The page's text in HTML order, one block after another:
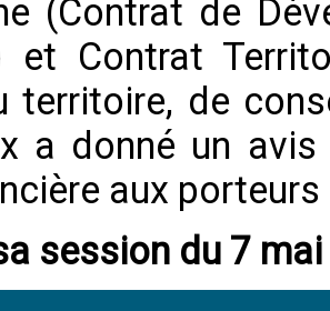
(Contrat de
et Contrat
territoire, de
a donné un
aux
session du 7